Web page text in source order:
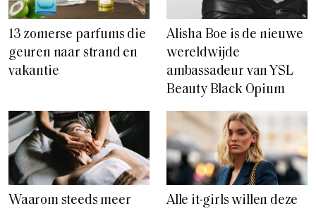
13 zomerse parfums die
geuren naar strand en
vakantie
Alisha Boe is de nieuwe
wereldwijde
ambassadeur van YSL
Beauty Black Opium
Waarom steeds meer
Alle it-girls willen deze